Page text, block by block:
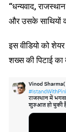
“धन्यवाद,
और उसके साथियों
इस वीडियो को
शख्स की पिटाई का